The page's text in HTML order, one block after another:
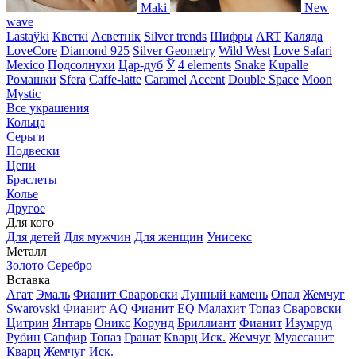
Maki
New
wave
Lastaўki Кветкі Асветнiк Silver trends Шифры ART Каляда
LoveCore Diamond 925 Silver Geometry Wild West Love Safari
Mexico Подсолнухи Цар-дуб Ў 4 elements Snake Kupalle
Ромашки Sfera Caffe-latte Caramel Accent Double Space Moon
Mystic
Все украшения
Кольца
Серьги
Подвески
Цепи
Браслеты
Колье
Другое
Для кого
Для детей Для мужчин Для женщин Унисекс
Металл
Золото Серебро
Вставка
Агат Эмаль Фианит Сваровски Лунный камень Опал Жемчуг
Swarovski Фианит AQ Фианит EQ Малахит Топаз Сваровски
Цитрин Янтарь Оникс Корунд Бриллиант Фианит Изумруд
Рубин Сапфир Топаз Гранат Кварц Иск. Жемчуг Муассанит
Кварц Жемчуг Иск.